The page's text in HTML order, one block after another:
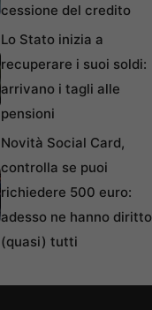
cessione del credito
Lo Stato inizia a
recuperare i suoi soldi:
arrivano i tagli alle
pensioni
Novità Social Card,
controlla se puoi
richiedere 500 euro:
adesso ne hanno diritto
(quasi) tutti